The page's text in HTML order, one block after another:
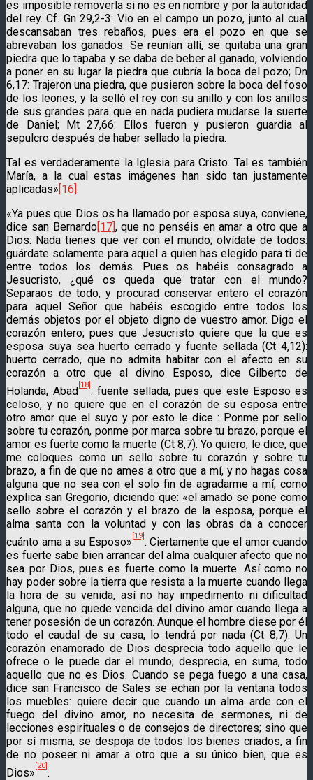
es imposible removerla si no es en nombre y por la autoridad
del rey. Cf. Gn 29,2-3: Vio en el campo un pozo, junto al cual
descansaban tres rebaños, pues era el pozo en que se
abrevaban los ganados. Se reunían allí, se quitaba una gran
piedra que lo tapaba y se daba de beber al ganado, volviendo
a poner en su lugar la piedra que cubría la boca del pozo; Dn
6,17: Trajeron una piedra, que pusie­ron sobre la boca del foso
de los leones, y la selló el rey con su anillo y con los anillos
de sus grandes para que en nada pudiera mudarse la suerte
de Daniel; Mt 27,66: Ellos fueron y pusieron guardia al
sepulcro después de haber sellado la piedra.
Tal es verdaderamente la Iglesia para Cristo. Tal es tam­bién
María, a la cual estas imágenes han sido tan justamente
aplicadas» [16].
«Ya pues que Dios os ha llamado por esposa suya, conviene,
dice san Bernardo[17] , que no penséis en amar a otro que a
Dios: Nada tienes que ver con el mundo; olvídate de todos:
guárdate solamente para aquel a quien has elegido para ti de
entre todos los demás. Pues os habéis consagrado a
Jesucristo, ¿qué os queda que tratar con el mundo?
Separaos de todo, y procurad conservar entero el corazón
para aquel Señor que habéis escogido entre todos los
demás objetos por el objeto digno de vuestro amor. Digo el
corazón entero; pues que Jesucristo quiere que la que es
esposa suya sea huerto cerrado y fuente sellada (Ct 4,12):
huerto cerrado, que no admita habitar con el afecto en su
corazón a otro que al divino Esposo, dice Gilberto de
Holanda, Abad
[18]
: fuente sellada, pues que este Esposo es
celoso, y no quiere que en el corazón de su esposa entre
otro amor que el suyo y por esto le dice : Ponme por sello
sobre tu corazón, ponme por marca sobre tu brazo, porque el
amor es fuerte como la muerte (Ct 8,7). Yo quiero, le dice, que
me coloques como un sello sobre tu corazón y sobre tu
brazo, a fin de que no ames a otro que a mí, y no hagas cosa
alguna que no sea con el solo fin de agradarme a mí, como
explica san Gregorio, diciendo que: «el amado se pone como
se­llo sobre el corazón y el brazo de la esposa, porque el
alma santa con la voluntad y con las obras da a conocer
cuánto ama a su Esposo»
[19]
. Ciertamente que el amor cuando
es fuerte sabe bien arrancar del alma cualquier afecto que no
sea por Dios, pues es fuerte como la muerte. Así como no
hay poder sobre la tierra que resista a la muerte cuando llega
la hora de su venida, así no hay impedimento ni dificultad
alguna, que no quede vencida del divi­no amor cuando llega a
tener posesión de un corazón. Aunque el hombre diese por él
todo el caudal de su casa, lo tendrá por nada (Ct 8,7). Un
corazón enamorado de Dios desprecia todo aquello que le
ofrece o le puede dar el mundo; desprecia, en suma, todo
aquello que no es Dios. Cuando se pega fuego a una casa,
dice san Francisco de Sales se echan por la ventana todos
los muebles: quiere decir que cuando un alma arde con el
fuego del divino amor, no necesita de sermones, ni de
lecciones espirituales o de consejos de directores; sino que
por sí misma, se despoja de todos los bienes criados, a fin
de no poseer ni amar a otro que a su único bien, que es
Dios»
[20]
.